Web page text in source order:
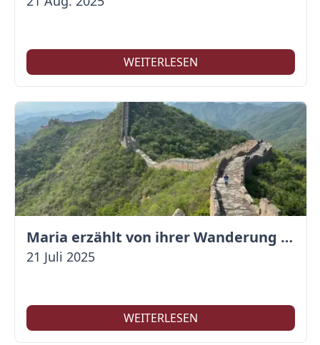
WEITERLESEN
Maria erzählt von ihrer Wanderung auf der Großen Mauer
21 Juli 2025
WEITERLESEN